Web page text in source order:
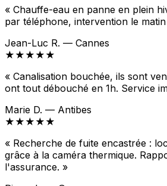
« Chauffe-eau en panne en plein
par téléphone, intervention le
Jean-Luc R. — Cannes
★★★★★
« Canalisation bouchée, ils sont
ont tout débouché en 1h. Service
Marie D. — Antibes
★★★★★
« Recherche de fuite encastrée :
grâce à la caméra thermique.
l'assurance. »